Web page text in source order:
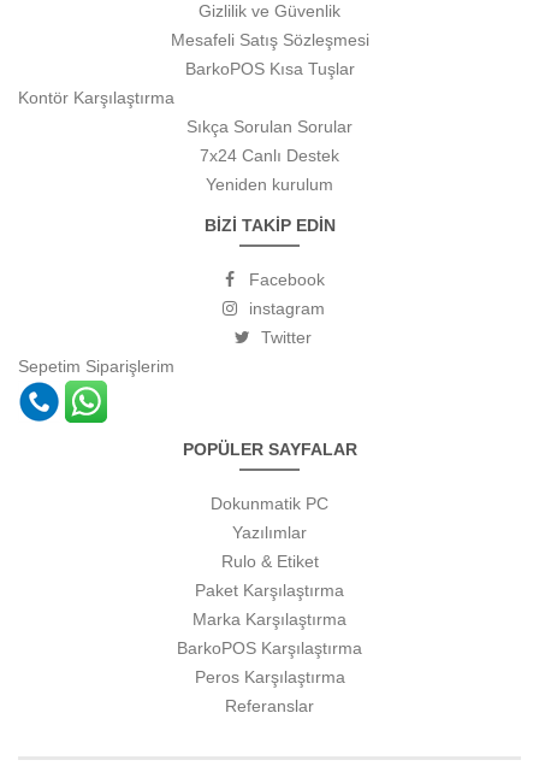
Gizlilik ve Güvenlik
Mesafeli Satış Sözleşmesi
BarkoPOS Kısa Tuşlar
Kontör Karşılaştırma
Sıkça Sorulan Sorular
7x24 Canlı Destek
Yeniden kurulum
BİZİ TAKİP EDİN
Facebook
instagram
Twitter
Sepetim Siparişlerim
POPÜLER SAYFALAR
Dokunmatik PC
Yazılımlar
Rulo & Etiket
Paket Karşılaştırma
Marka Karşılaştırma
BarkoPOS Karşılaştırma
Peros Karşılaştırma
Referanslar